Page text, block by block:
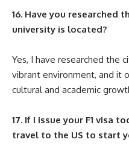
16. Have you researched
university is located?
Yes, I have researched the
vibrant environment, and it
cultural and academic
17. If I issue your F1 visa
travel to the US to start